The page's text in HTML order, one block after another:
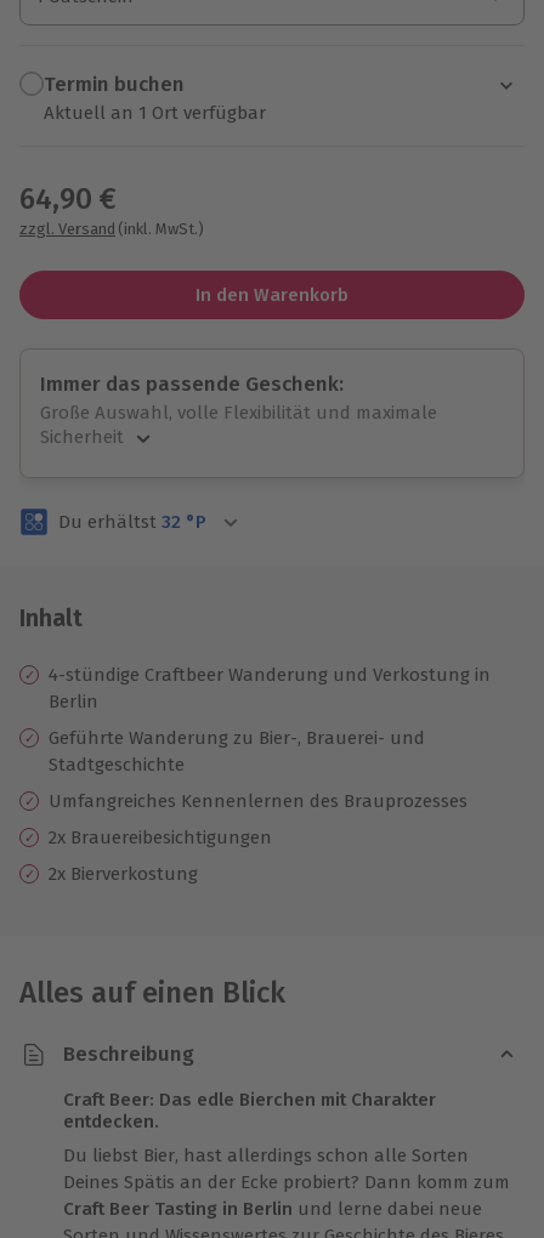
1 Gutschein
Termin buchen
Aktuell an 1 Ort verfügbar
64,90 €
zzgl. Versand (inkl. MwSt.)
In den Warenkorb
Immer das passende Geschenk:
Große Auswahl, volle Flexibilität und maximale
Sicherheit
Volle Flexibilität
3 Jahre gültig & verlängerbar.
Du erhältst 32 °P
Inhalt
4-stündige Craftbeer Wanderung und Verkostung in
Berlin
Geführte Wanderung zu Bier-, Brauerei- und
Stadtgeschichte
Umfangreiches Kennenlernen des Brauprozesses
2x Brauereibesichtigungen
2x Bierverkostung
Alles auf einen Blick
Beschreibung
Craft Beer: Das edle Bierchen mit Charakter
entdecken.
Du liebst Bier, hast allerdings schon alle Sorten
Deines Spätis an der Ecke probiert? Dann komm zum
Craft Beer Tasting in Berlin und lerne dabei neue